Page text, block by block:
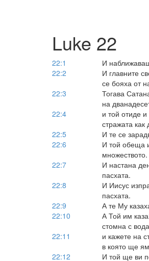
Luke 22
22:1 И
22:2
И главните
се бояха от
22:3
Тогава
на
22:4
и той отиде
стражата
22:5
И те се
22:6
И той обеща
множеството.
22:7
И настана
пасхата.
22:8
И Иисус
пасхата.
22:9
А те Му
22:10
А Той им
стомна с
22:11
и кажете на
в която ще
22:12
И той ще ви